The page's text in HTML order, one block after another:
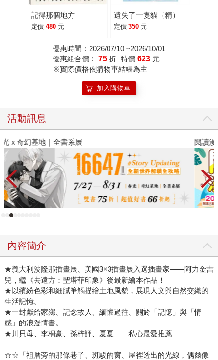
記得那個地方
定價 480 元
遺失了一隻貓（精）
定價 350 元
優惠時間：2026/07/10 ~2026/10/01
優惠組合價： 75 折 特價 623 元
※實際價格依購物車結帳為主
加入購物車
活動訊息
閱讀漫遊錄-2026上半年暢銷榜 飢
內容簡介
★義大利波隆那插畫展、美國3×3插畫展入選插畫家——阿力金吉
兒，繼《去遠方：聖塔菲印象》後最新繪本作品！
★以繽紛色彩和細膩筆觸描繪土地風貌，展現人文與自然交織的
生活記憶。
★一封獻給家鄉、記念故人、緬懷過往、關於「記憶」與「情
感」的浪漫情書。
★川貝母、李桐豪、孫梓評、夏夏——私心最愛推薦
☆☆「祖厝旁的那條巷子、斑駁的窗、屋裡透出的光線，偶爾像